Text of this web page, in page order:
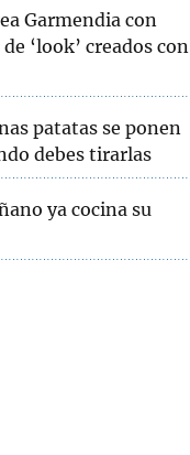
Garmendia con
‘look’ creados con
patatas se ponen
debes tirarlas
ya cocina su